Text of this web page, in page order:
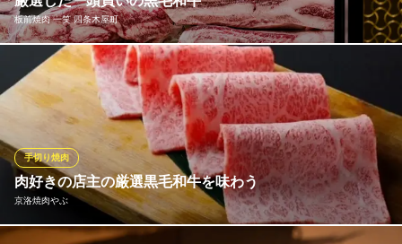
岩焼 先斗町 ことし
京町家×特選黒毛和牛
阪急京都線京都河原町駅1番出口 徒歩4分
京都府京都市中京区先斗町通四条上ル4丁目松本町163
板前焼肉 一笑 四条木屋町
■こだわりの厳選肉 九州各地より仕入れたＡ４ランク以上の黒毛
和牛を一頭買いにてご提供。お客様に良質の和牛焼肉・ホルモン
を召し上がって頂ける様、現地で専用冷凍庫保存し熟成期間を経
て、最高級の状態で店に仕入れています。『イチボ』や『ミス
ジ』といった稀少部位や新鮮なホルモンも各種取り揃えておりま
す。
板前焼肉 一笑 四条木屋町
一頭買い黒毛和牛焼肉店
肉好きの店主の厳選黒毛和牛を味わう
京洛焼肉やぶ
手切り焼肉